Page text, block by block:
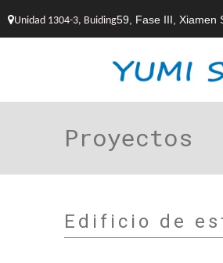
Unidad 1304-3, Buiding59, Fase III, Xiamen
Proyectos
Edificio de